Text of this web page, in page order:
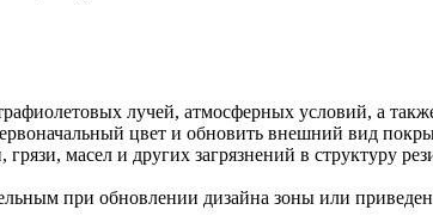
лучей, атмосферных условий, а
цвет и обновить внешний вид
масел и других загрязнений в структуру
при обновлении дизайна зоны или